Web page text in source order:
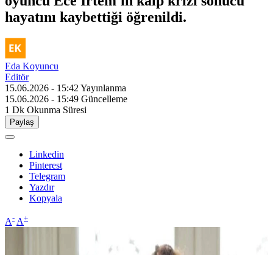
hayatını kaybettiği öğrenildi.
Eda Koyuncu
Editör
15.06.2026 - 15:42 Yayınlanma
15.06.2026 - 15:49 Güncelleme
1 Dk Okunma Süresi
Paylaş
Linkedin
Pinterest
Telegram
Yazdır
Kopyala
A- A+